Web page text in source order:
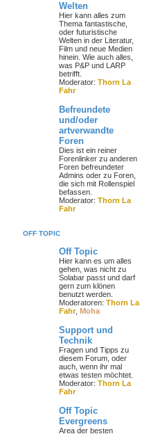
Welten
Hier kann alles zum
Thema fantastische,
oder futuristische
Welten in der Literatur,
Film und neue Medien
hinein. Wie auch alles,
was P&P und LARP
betrifft.
Moderator: Thorn La
Fahr
Befreundete
und/oder
artverwandte
Foren
Dies ist ein reiner
Forenlinker zu anderen
Foren befreundeter
Admins oder zu Foren,
die sich mit Rollenspiel
befassen.
Moderator: Thorn La
Fahr
OFF TOPIC
Off Topic
Hier kann es um alles
gehen, was nicht zu
Solabar passt und darf
gern zum klönen
benutzt werden.
Moderatoren: Thorn La
Fahr, Moha
Support und
Technik
Fragen und Tipps zu
diesem Forum, oder
auch, wenn ihr mal
etwas testen möchtet.
Moderator: Thorn La
Fahr
Off Topic
Evergreens
Area der besten